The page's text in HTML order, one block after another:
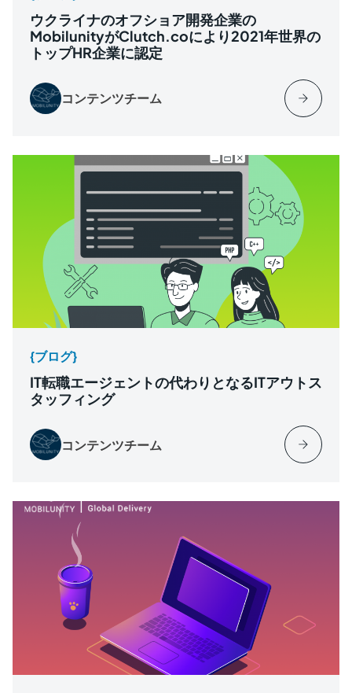
ウクライナのオフショア開発企業の
MobilunityがClutch.coにより2021年世界の
トップHR企業に認定
コンテンツチーム
{ブログ}
IT転職エージェントの代わりとなるITアウトス
タッフィング
コンテンツチーム